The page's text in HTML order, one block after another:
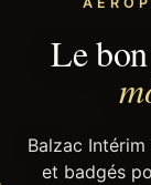
Le
Balzac
et badgés